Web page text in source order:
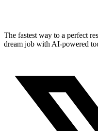
The fastest way to a perfect
dream job with AI-powered